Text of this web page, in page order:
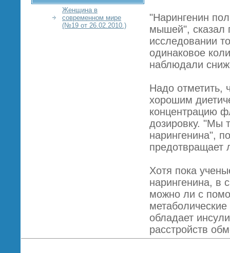
"Нарингенин
мышей", сказал
исследовании
одинаковое
наблюдали
Надо отметить,
хорошим
концентрацию
дозировку. "Мы
нарингенина",
предотвращает
Хотя пока
нарингенина, в
можно ли с
обладает
расстройств
Женщина в
современном мире
(№19 от 26.02.2010.)